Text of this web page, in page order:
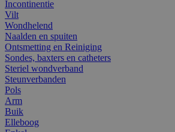
Incontinentie
Vilt
Wondhelend
Naalden en spuiten
Ontsmetting en Reiniging
Sondes, baxters en catheters
Steriel wondverband
Steunverbanden
Pols
Arm
Buik
Elleboog